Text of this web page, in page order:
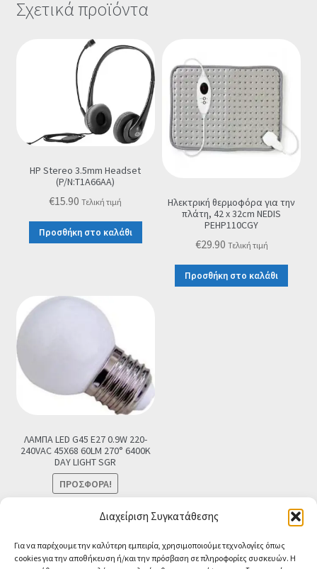
Διαχείριση Συγκατάθεσης
Για να παρέχουμε την καλύτερη εμπειρία, χρησιμοποιούμε τεχνολογίες όπως
cookies για την αποθήκευση ή/και την πρόσβαση σε πληροφορίες συσκευών. Η
Σχετικά προϊόντα
HP Stereo 3.5mm Headset
(P/N:T1A66AA)
€15.90 Τελική τιμή
Προσθήκη στο καλάθι
Ηλεκτρική θερμοφόρα για την
πλάτη, 42 x 32cm NEDIS
PEHP110CGY
€29.90 Τελική τιμή
Προσθήκη στο καλάθι
ΛΑΜΠΑ LED G45 E27 0.9W 220-
240VAC 45X68 60LM 270° 6400K
DAY LIGHT SGR
ΠΡΟΣΦΟΡΆ!
Original
was:
€2.90.
Η
τιμή
είναι:
Τελική τιμή
Προσθήκη στο καλάθι